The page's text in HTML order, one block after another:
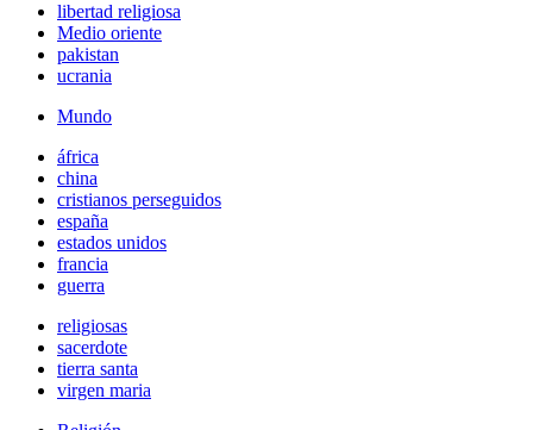
libertad religiosa
Medio oriente
pakistan
ucrania
Mundo
áfrica
china
cristianos perseguidos
españa
estados unidos
francia
guerra
religiosas
sacerdote
tierra santa
virgen maria